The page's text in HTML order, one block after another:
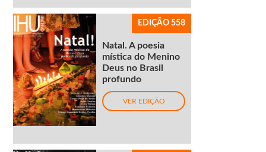
EDIÇÃO 558
Natal. A poesia
mística do Menino
Deus no Brasil
profundo
VER EDIÇÃO